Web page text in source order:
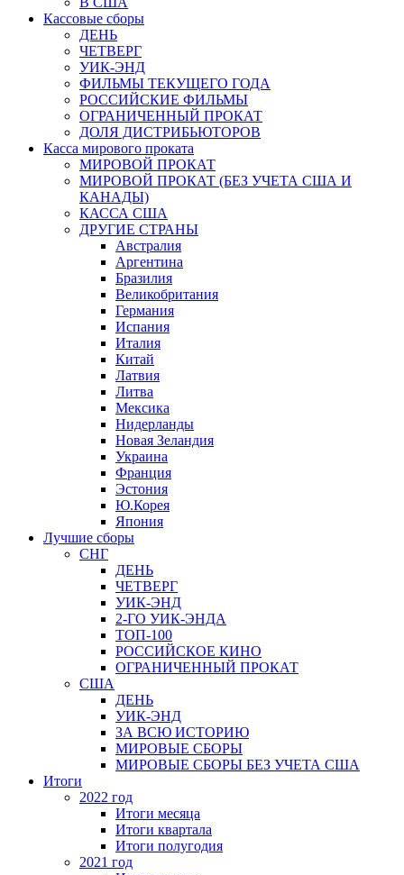
Кассовые сборы
ДЕНЬ
ЧЕТВЕРГ
УИК-ЭНД
ФИЛЬМЫ ТЕКУЩЕГО ГОДА
РОССИЙСКИЕ ФИЛЬМЫ
ОГРАНИЧЕННЫЙ ПРОКАТ
ДОЛЯ ДИСТРИБЬЮТОРОВ
Касса мирового проката
МИРОВОЙ ПРОКАТ
МИРОВОЙ ПРОКАТ (БЕЗ УЧЕТА США И
КАНАДЫ)
КАССА США
ДРУГИЕ СТРАНЫ
Австралия
Аргентина
Бразилия
Великобритания
Германия
Испания
Италия
Китай
Латвия
Литва
Мексика
Нидерланды
Новая Зеландия
Украина
Франция
Эстония
Ю.Корея
Япония
Лучшие сборы
СНГ
ДЕНЬ
ЧЕТВЕРГ
УИК-ЭНД
2-ГО УИК-ЭНДА
ТОП-100
РОССИЙСКОЕ КИНО
ОГРАНИЧЕННЫЙ ПРОКАТ
США
ДЕНЬ
УИК-ЭНД
ЗА ВСЮ ИСТОРИЮ
МИРОВЫЕ СБОРЫ
МИРОВЫЕ СБОРЫ БЕЗ УЧЕТА США
Итоги
2022 год
Итоги месяца
Итоги квартала
Итоги полугодия
2021 год